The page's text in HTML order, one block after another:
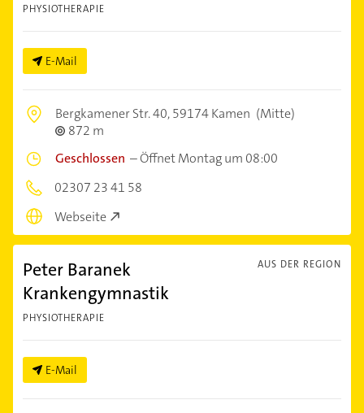
PHYSIOTHERAPIE
E-Mail
Bergkamener Str. 40,59174 Kamen (Mitte)
872 m
Geschlossen –Öffnet Montag um 08:00
02307 23 41 58
Webseite
AUS DER REGION
Peter Baranek
Krankengymnastik
PHYSIOTHERAPIE
E-Mail